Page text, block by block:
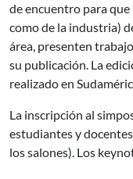
de encuentro para
como de la industria)
área, presenten
su publicación. La
realizado en
La inscripción al
estudiantes y
los salones). Los